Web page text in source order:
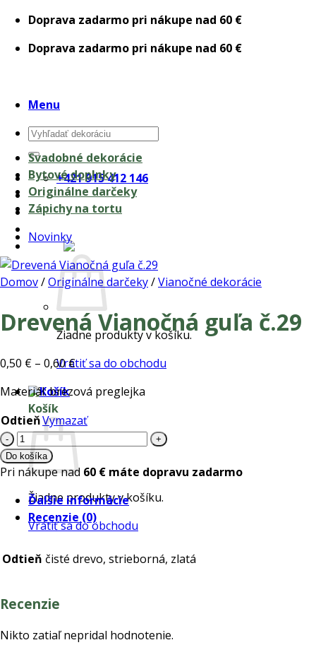
Skip
content
Doprava zadarmo pri nákupe nad 60 €
Doprava zadarmo pri nákupe nad 60 €
Menu
Hľadať:
+421 915 412 146
0,00€
Žiadne produkty v košíku.
Vrátiť sa do obchodu
Košík
Žiadne produkty v košíku.
Vrátiť sa do obchodu
Svadobné dekorácie
Bytové doplnky
Originálne darčeky
Zápichy na tortu
Novinky
Domov/Originálne darčeky/Vianočné dekorácie
Drevená Vianočná guľa č.29
0,50 € – 0,60€Price
0,50 €
through
0,60 €
Materiál: brezová preglejka
OdtieňVymazať
množstvo
Drevená
Vianočná
guľa
č.29
Do košíka
Pri nákupe nad 60 € máte dopravu zadarmo
Ďalšie informácie
Recenzie (0)
Odtieň čisté drevo, strieborná, zlatá
Recenzie
Nikto zatiaľ nepridal hodnotenie.